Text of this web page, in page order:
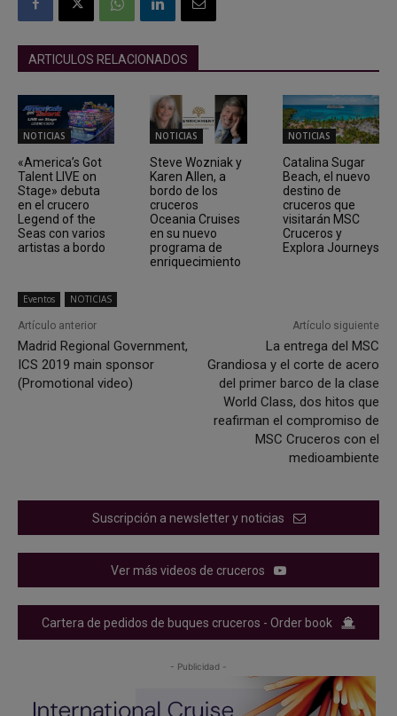
ARTICULOS RELACIONADOS
NOTICIAS
«America’s Got
Talent LIVE on
Stage» debuta
en el crucero
Legend of the
Seas con varios
artistas a bordo
NOTICIAS
Steve Wozniak y
Karen Allen, a
bordo de los
cruceros
Oceania Cruises
en su nuevo
programa de
enriquecimiento
NOTICIAS
Catalina Sugar
Beach, el nuevo
destino de
cruceros que
visitarán MSC
Cruceros y
Explora Journeys
Eventos NOTICIAS
Artículo anterior
Madrid Regional Government,
ICS 2019 main sponsor
(Promotional video)
Artículo siguiente
La entrega del MSC
Grandiosa y el corte de acero
del primer barco de la clase
World Class, dos hitos que
reafirman el compromiso de
MSC Cruceros con el
medioambiente
Suscripción a newsletter y noticias
Ver más videos de cruceros
Cartera de pedidos de buques cruceros - Order book
- Publicidad -